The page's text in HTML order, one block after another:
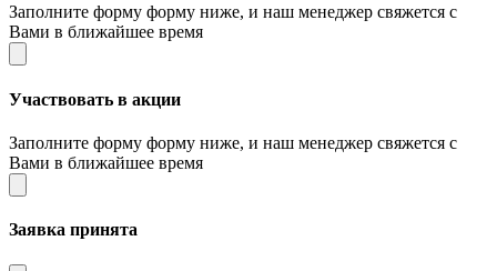
Заполните форму форму ниже, и наш менеджер свяжется с
Вами в ближайшее время
Участвовать в акции
Заполните форму форму ниже, и наш менеджер свяжется с
Вами в ближайшее время
Заявка принята